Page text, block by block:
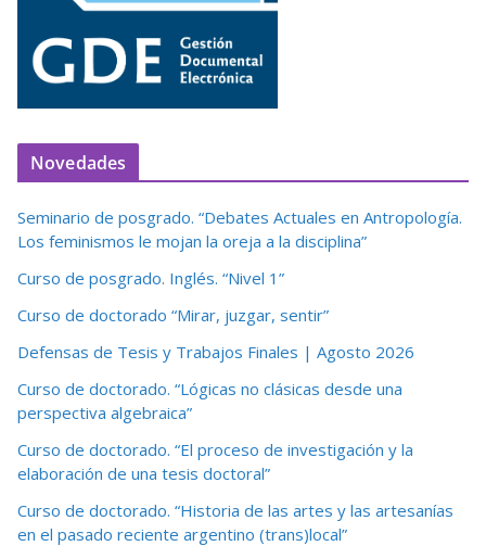
Novedades
Seminario de posgrado. “Debates Actuales en Antropología.
Los feminismos le mojan la oreja a la disciplina”
Curso de posgrado. Inglés. “Nivel 1”
Curso de doctorado “Mirar, juzgar, sentir”
Defensas de Tesis y Trabajos Finales | Agosto 2026
Curso de doctorado. “Lógicas no clásicas desde una
perspectiva algebraica”
Curso de doctorado. “El proceso de investigación y la
elaboración de una tesis doctoral”
Curso de doctorado. “Historia de las artes y las artesanías
en el pasado reciente argentino (trans)local”